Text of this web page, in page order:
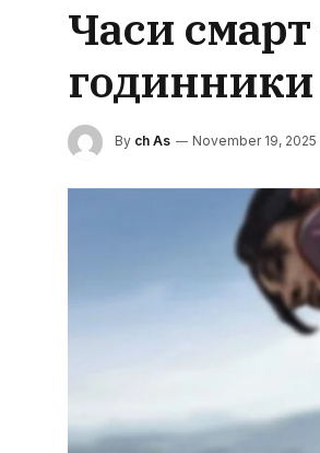
Часи смарт
годинники
By ch As November 19, 2025